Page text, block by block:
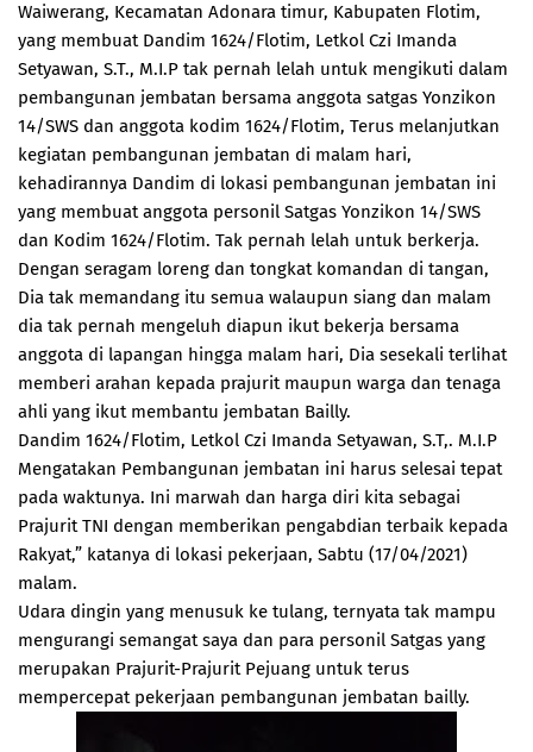
Waiwerang, Kecamatan Adonara timur, Kabupaten Flotim,
yang membuat Dandim 1624/Flotim, Letkol Czi Imanda
Setyawan, S.T., M.I.P tak pernah lelah untuk mengikuti dalam
pembangunan jembatan bersama anggota satgas Yonzikon
14/SWS dan anggota kodim 1624/Flotim, Terus melanjutkan
kegiatan pembangunan jembatan di malam hari,
kehadirannya Dandim di lokasi pembangunan jembatan ini
yang membuat anggota personil Satgas Yonzikon 14/SWS
dan Kodim 1624/Flotim. Tak pernah lelah untuk berkerja.
Dengan seragam loreng dan tongkat komandan di tangan,
Dia tak memandang itu semua walaupun siang dan malam
dia tak pernah mengeluh diapun ikut bekerja bersama
anggota di lapangan hingga malam hari, Dia sesekali terlihat
memberi arahan kepada prajurit maupun warga dan tenaga
ahli yang ikut membantu jembatan Bailly.
Dandim 1624/Flotim, Letkol Czi Imanda Setyawan, S.T,. M.I.P
Mengatakan Pembangunan jembatan ini harus selesai tepat
pada waktunya. Ini marwah dan harga diri kita sebagai
Prajurit TNI dengan memberikan pengabdian terbaik kepada
Rakyat,” katanya di lokasi pekerjaan, Sabtu (17/04/2021)
malam.
Udara dingin yang menusuk ke tulang, ternyata tak mampu
mengurangi semangat saya dan para personil Satgas yang
merupakan Prajurit-Prajurit Pejuang untuk terus
mempercepat pekerjaan pembangunan jembatan bailly.